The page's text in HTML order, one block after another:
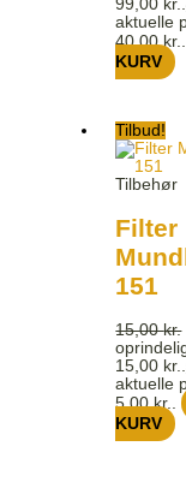
99,00 kr..
aktuelle
40,00 kr..
KURV
Tilbud!
Tilbehør
Filter
151
15,00kr.
15,00 kr..
aktuelle
5,00 kr..
KURV